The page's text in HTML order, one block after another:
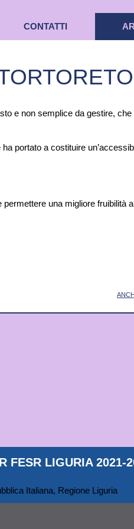
CONTATTI
e non semplice da gestire,
portato a costituire
una migliore fruibilità
FESR LIGURIA 2021-